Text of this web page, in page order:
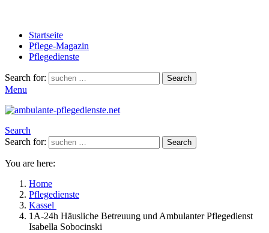
Startseite
Pflege-Magazin
Pflegedienste
Search for: Search
Menu
Search
Search for:
Search
You are here:
Home
Pflegedienste
Kassel
1A-24h Häusliche Betreuung und Ambulanter Pflegedienst
Isabella Sobocinski